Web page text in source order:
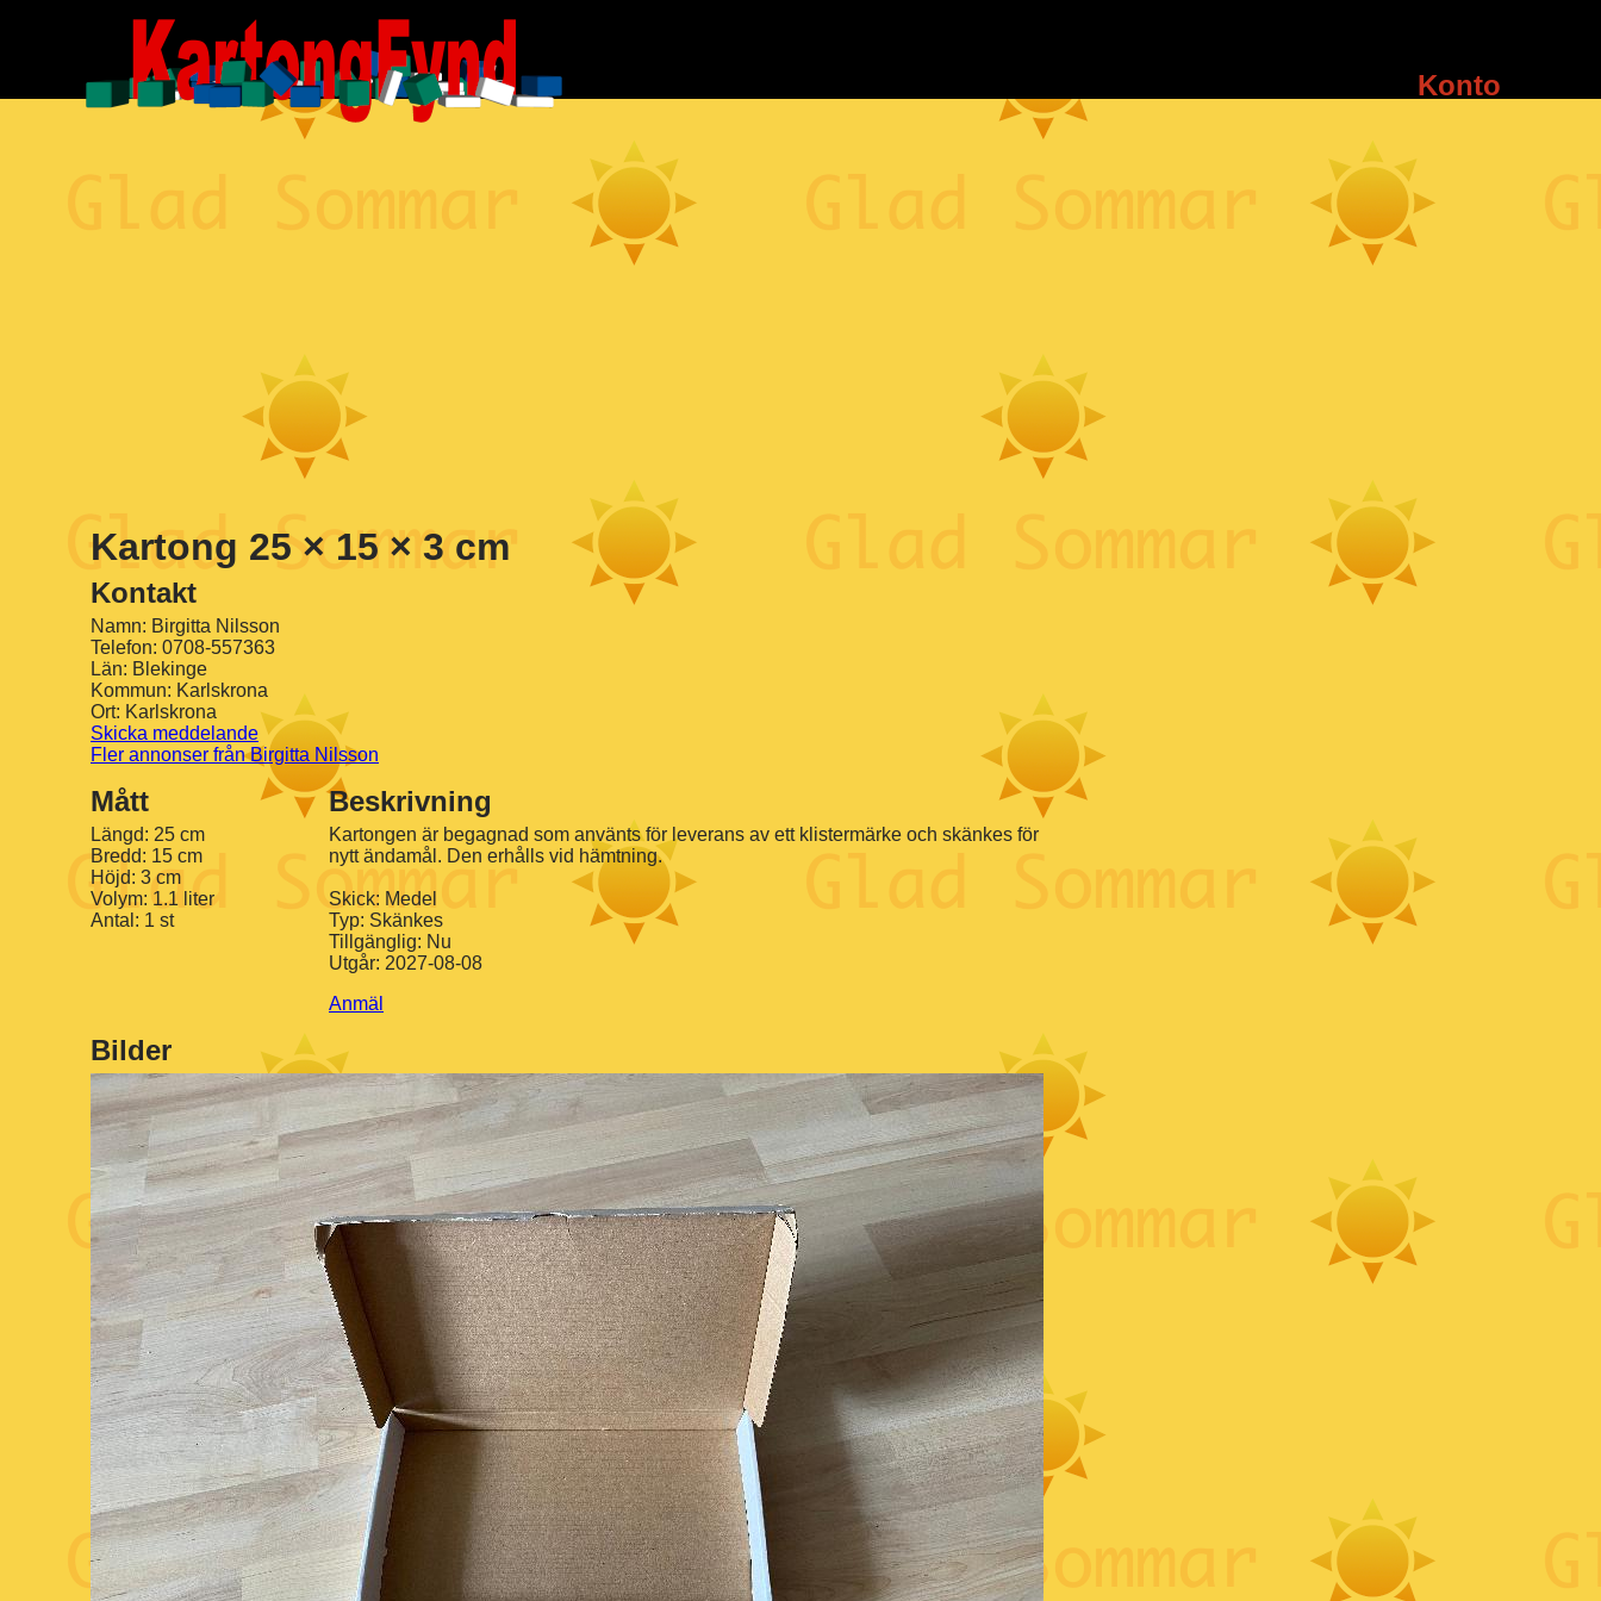
Konto
Kartong 25 × 15 × 3 cm
Kontakt
Namn: Birgitta Nilsson
Telefon: 0708-557363
Län: Blekinge
Kommun: Karlskrona
Ort: Karlskrona
Skicka meddelande
Fler annonser från Birgitta Nilsson
Mått
Längd: 25 cm
Bredd: 15 cm
Höjd: 3 cm
Volym: 1.1 liter
Antal: 1 st
Beskrivning
Kartongen är begagnad som använts för leverans av ett klistermärke och skänkes för
nytt ändamål. Den erhålls vid hämtning.
Skick: Medel
Typ: Skänkes
Tillgänglig: Nu
Utgår: 2027-08-08
Anmäl
Bilder